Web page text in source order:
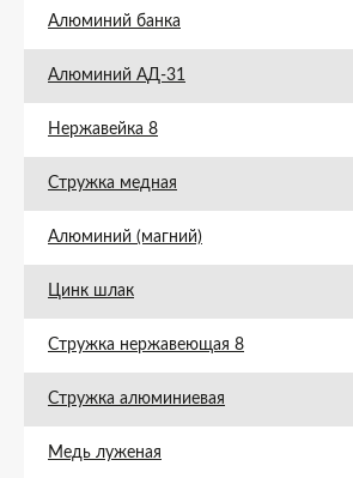
Алюминий банка
Алюминий АД-31
Нержавейка 8
Стружка медная
Алюминий (магний)
Цинк шлак
Стружка нержавеющая 8
Стружка алюминиевая
Медь луженая